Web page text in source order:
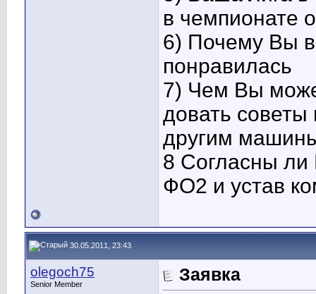
в чемпионате
6) Почему Вы
понравилась
7) Чем Вы
довать
другим
8 Согласны ли
ФО2 и устав
30.05.2011, 23:43
olegoch75
Senior Member
Заявка